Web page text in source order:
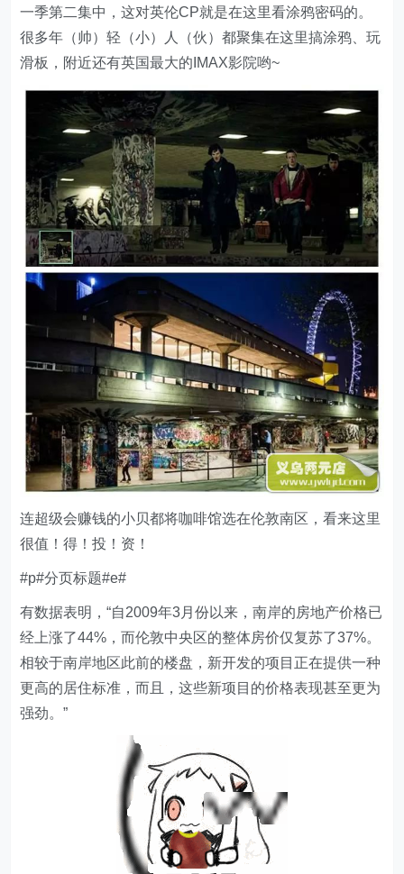
一季第二集中，这对英伦CP就是在这里看涂鸦密码的。
很多年（帅）轻（小）人（伙）都聚集在这里搞涂鸦、玩
滑板，附近还有英国最大的IMAX影院哟~
连超级会赚钱的小贝都将咖啡馆选在伦敦南区，看来这里
很值！得！投！资！
#p#分页标题#e#
有数据表明，“自2009年3月份以来，南岸的房地产价格已
经上涨了44%，而伦敦中央区的整体房价仅复苏了37%。
相较于南岸地区此前的楼盘，新开发的项目正在提供一种
更高的居住标准，而且，这些新项目的价格表现甚至更为
强劲。”